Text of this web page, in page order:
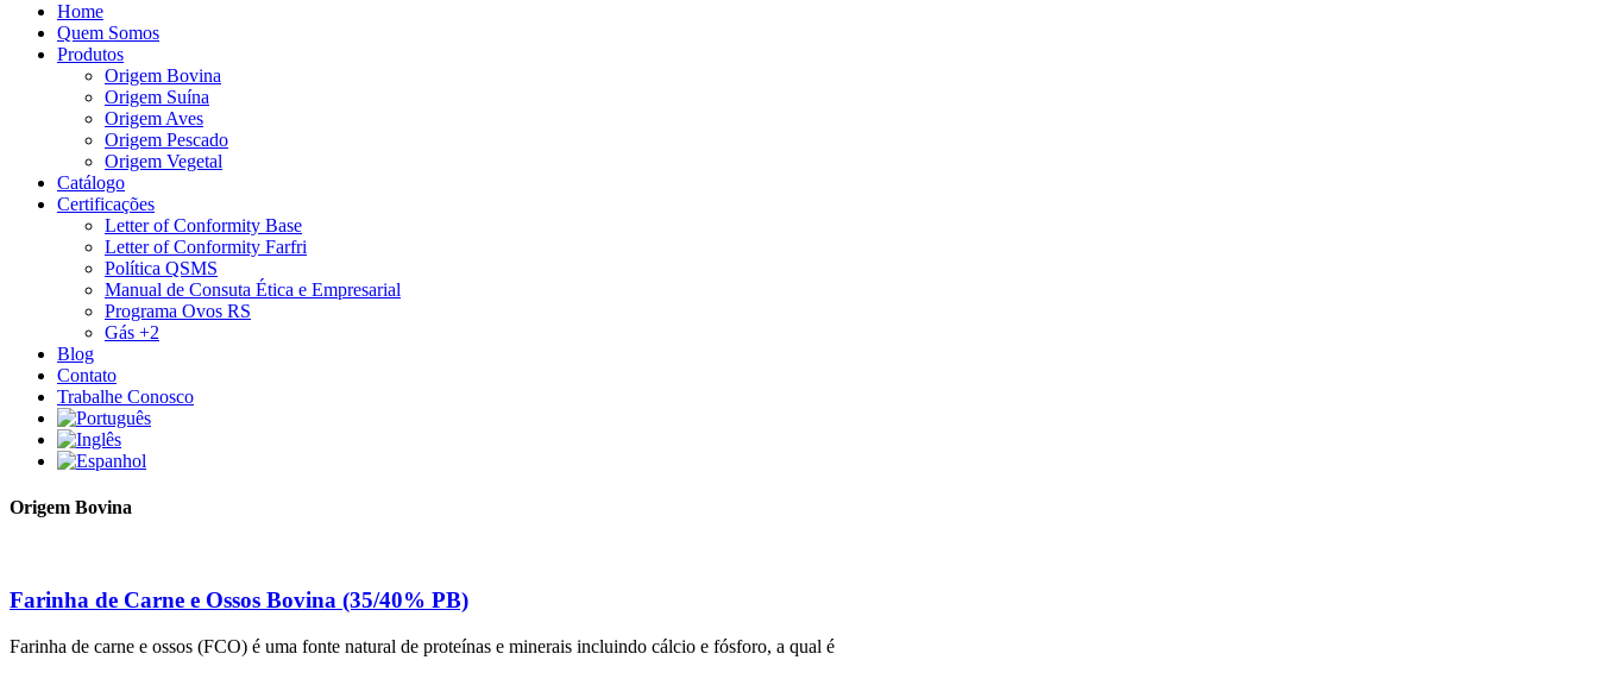
Home
Quem Somos
Produtos
Origem Bovina
Origem Suína
Origem Aves
Origem Pescado
Origem Vegetal
Catálogo
Certificações
Letter of Conformity Base
Letter of Conformity Farfri
Política QSMS
Manual de Consuta Ética e Empresarial
Programa Ovos RS
Gás +2
Blog
Contato
Trabalhe Conosco
Origem Bovina
Farinha de Carne e Ossos Bovina (35/40% PB)
Farinha de carne e ossos (FCO) é uma fonte natural de proteínas e minerais incluindo cálcio e fósforo, a qual é